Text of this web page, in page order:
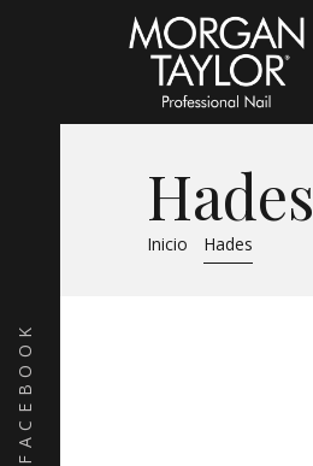
FACEBOOK
Hades
Inicio Hades